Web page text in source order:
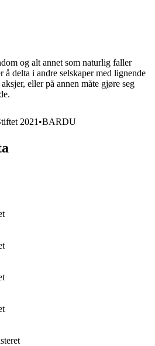
og alt annet som naturlig faller
å delta i andre selskaper med lignende
eller på annen måte gjøre seg
2021 •BARDU